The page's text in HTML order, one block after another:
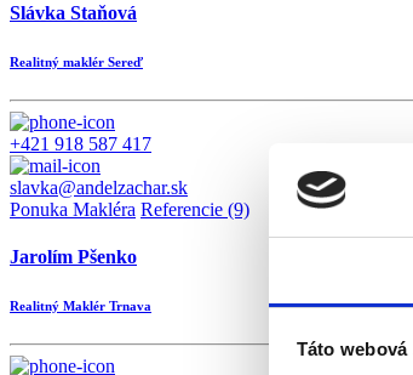
Táto
Slávka Staňová
Realitný maklér Sereď
+421 918 587 417
slavka@andelzachar.sk
Ponuka Makléra Referencie (9)
Jarolím Pšenko
Realitný Maklér Trnava